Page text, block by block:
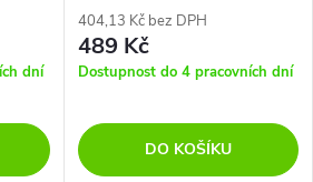
dní
404,13 Kč bez DPH
489 Kč
Dostupnost do 4 pracovních dní
DO KOŠÍKU